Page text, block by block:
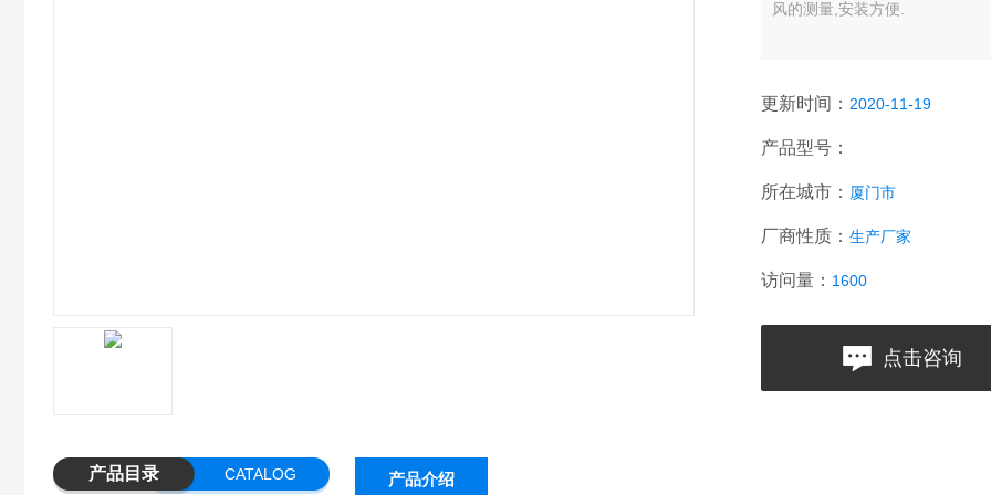
风的测量,安装方便.
更新时间： 2020-11-19
产品型号：
所在城市： 厦门市
厂商性质： 生产厂家
访问量： 1600
点击咨询
产品目录 CATALOG 产品介绍